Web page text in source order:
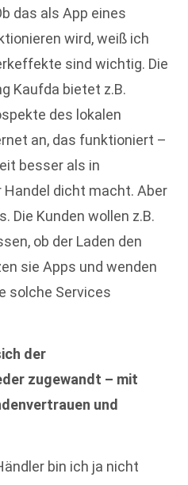
das als App eines
wird, weiß ich
sind wichtig. Die
Kaufda bietet z.B.
des lokalen
an, das funktioniert –
besser als in
Handel dicht macht. Aber
Die Kunden wollen z.B.
ob der Laden den
sie Apps und wenden
solche Services
der
zugewandt – mit
und
bin ich ja nicht